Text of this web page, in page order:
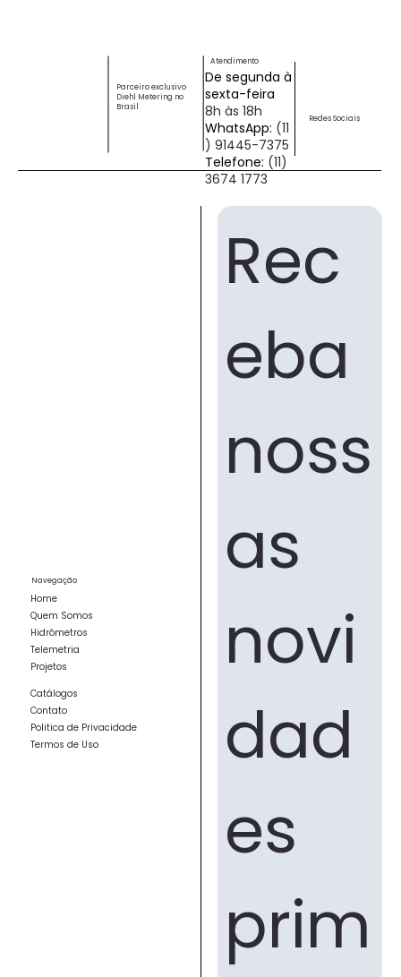
Atendimento
De segunda à
sexta-feira
8h às 18h
WhatsApp: (11
) 91445-7375
Telefone: (11)
3674 1773
Parceiro exclusivo
Diehl Metering no
Brasil
Redes Sociais
Navegação
Rec
eba
noss
as
novi
dad
es
prim
Home
Quem Somos
Hidrômetros
Telemetria
Projetos
Catálogos
Contato
Politica de Privacidade
Termos de Uso